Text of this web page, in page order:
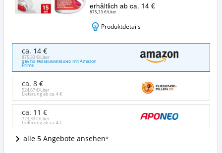
erhältlich ab ca. 14 €
875,33 €/Liter
Produktdetails
Dobendan
Direkt
Flurbiprofen
Spray
8,75mg
Angebote:
Wo
dieses
Halsspray
erhältlich?
ca. 14 €
875,33 €/Liter
GRATIS PREMIUMVERSAND mit Amazon
Prime
ca. 8 €
524,67 €/Liter
Lieferung ab ca.4 €
ca. 11 €
723,33 €/Liter
Lieferung ab ca.4 €
alle 5 Angebote ansehen